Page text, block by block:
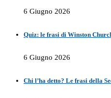
6 Giugno 2026
Quiz: le frasi di Winston
6 Giugno 2026
Chi l’ha detto? Le frasi della